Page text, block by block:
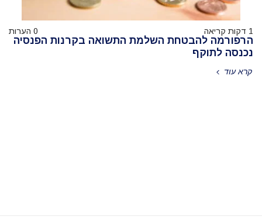
1 דקות קריאה 0 הערות
הרפורמה להבטחת השלמת התשואה בקרנות הפנסיה
נכנסה לתוקף
קרא עוד